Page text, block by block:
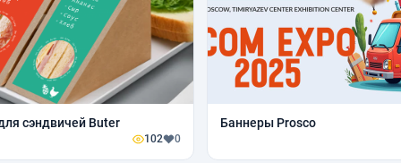
Упаковка для сэндвичей Buter
102 0
Баннеры Prosco